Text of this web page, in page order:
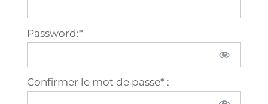
Password:*
Confirmer le mot de passe* :